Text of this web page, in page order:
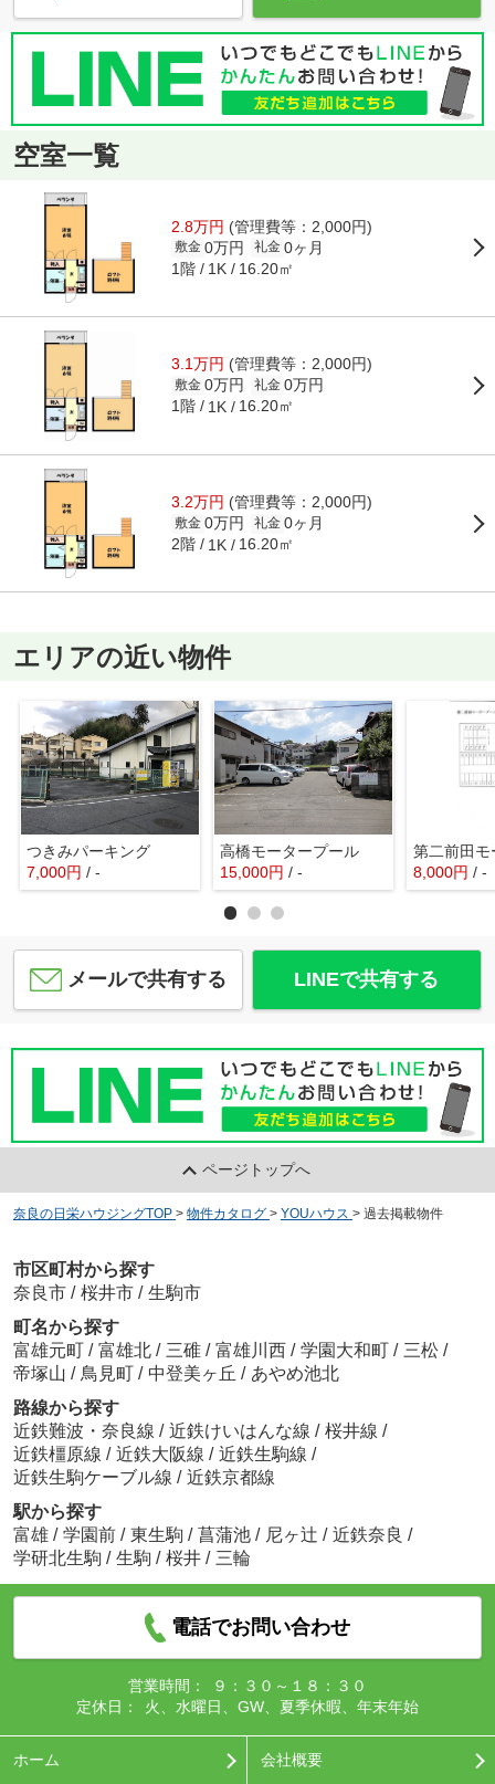
空室一覧
2.8万円 (管理費等：2,000円)
敷金 0万円 礼金 0ヶ月
1階 1K 16.20㎡
3.1万円 (管理費等：2,000円)
敷金 0万円 礼金 0万円
1階 1K 16.20㎡
3.2万円 (管理費等：2,000円)
敷金 0万円 礼金 0ヶ月
2階 1K 16.20㎡
エリアの近い物件
つきみパーキング
7,000円 / -
高橋モータープール
15,000円 / - 8,000円 / -
メールで共有する LINEで共有する
ページトップへ
奈良の日栄ハウジングTOP > 物件カタログ > YOUハウス > 過去掲載物件
市区町村から探す
奈良市 / 桜井市 / 生駒市
町名から探す
富雄元町 / 富雄北 / 三碓 / 富雄川西 / 学園大和町 / 三松 /
帝塚山 / 鳥見町 / 中登美ヶ丘 / あやめ池北
路線から探す
近鉄難波・奈良線 / 近鉄けいはんな線 / 桜井線 /
近鉄橿原線 / 近鉄大阪線 / 近鉄生駒線 /
近鉄生駒ケーブル線 / 近鉄京都線
駅から探す
富雄 / 学園前 / 東生駒 / 菖蒲池 / 尼ヶ辻 / 近鉄奈良 /
学研北生駒 / 生駒 / 桜井 / 三輪
電話でお問い合わせ
営業時間：
９：３０～１８：３０
定休日：
火、水曜日、GW、夏季休暇、年末年始
ホーム 会社概要